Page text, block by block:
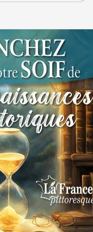
ou le peuple